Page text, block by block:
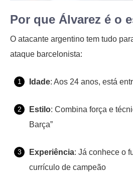
Por que Álvarez é o
O atacante argentino tem tudo
ataque barcelonista:
Idade: Aos 24 anos, está
Estilo: Combina força e
Barça”
Experiência: Já conhece o
currículo de campeão